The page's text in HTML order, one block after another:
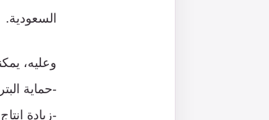
السعودية.
وعليه،
-حماية
-زيادة